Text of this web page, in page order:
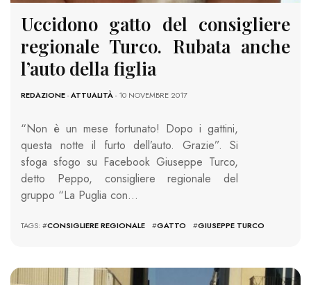
Uccidono gatto del consigliere
regionale Turco. Rubata anche
l’auto della figlia
REDAZIONE-ATTUALITÀ- 10 NOVEMBRE 2017
“Non è un mese fortunato! Dopo i gattini,
questa notte il furto dell’auto. Grazie”. Si
sfoga sfogo su Facebook Giuseppe Turco,
detto Peppo, consigliere regionale del
gruppo “La Puglia con…
TAGS: #CONSIGLIERE REGIONALE #GATTO #GIUSEPPE TURCO